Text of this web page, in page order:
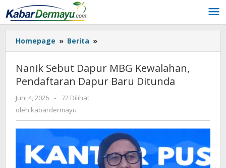
Lewati
ke
konten
Homepage » Berita »
Sebut
MBG
Kewalahan,
Nanik Sebut Dapur MBG Kewalahan,
Pendaftaran Dapur Baru Ditunda
Juni 4, 2026
oleh
kabardermayu
-
72 Dilihat
oleh kabardermayu